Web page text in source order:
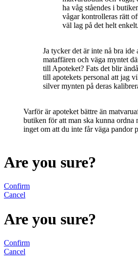
ha våg ståendes i
vågar kontrolleras rätt
väl lag på det helt enkelt.
Ja tycker det är inte nå bra ide
mataffären och väga myntet
till Apoteket? Fats det blir
till apotekets personal att jag
silver mynten på deras
Varför är apoteket bättre än
butiken för att man ska kunna ordna
inget om att du inte får väga pandor
Are you sure?
Confirm
Cancel
Are you sure?
Confirm
Cancel